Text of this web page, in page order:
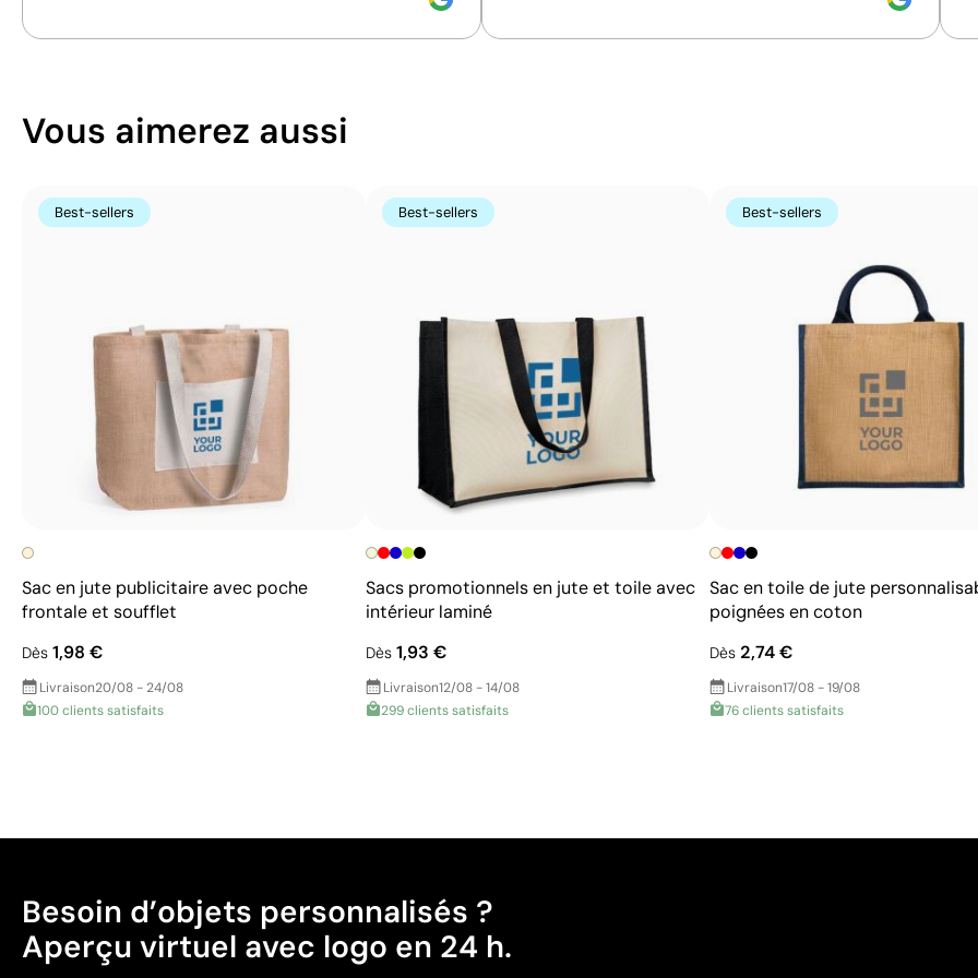
Possibilité d’impression des couleurs Pantone®
Couleurs plates intenses avec bonne opacité
Résistance supérieure à un transfert digital
Idéal pour vêtements nécessitant des lavages
fréquents
Vous aimerez aussi
Best-sellers
Sac en jute publicitaire avec poche
frontale et soufflet
Dès 1,98 €
Livraison20/08 - 24/08
100 clients satisfaits
Best-sellers
Sacs promotionnels en jute et toile avec
intérieur laminé
Dès1,93 €
Livraison12/08 - 14/08
299 clients satisfaits
Best-sellers
Sac en toile de jute
poignées en coton
Dès2,74 €
Livraison17/08 - 19/08
76 clients satisfaits
Besoin d’objets personnalisés ?
Aperçu virtuel avec logo en 24 h.